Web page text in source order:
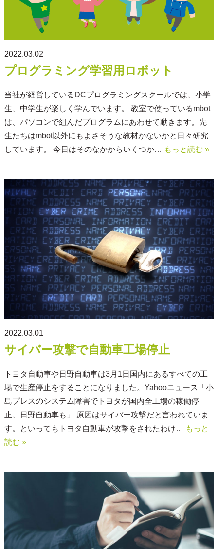
2022.03.02
プログラミング学習用ロボット
当社が経営しているDCプログラミングスクールでは、小学
生、中学生が楽しく学んでいます。 教室で使っているmbot
は、パソコンで組んだプログラムにあわせて動きます。先
生たちはmbot以外にもよさそうな教材がないかと日々研究
しています。 今日はそのなかからいくつか… もっと読む »
2022.03.01
サイバー攻撃で自動車工場停止
トヨタ自動車や日野自動車は3月1日国内にあるすべての工
場で生産停止をすることになりました。Yahooニュース「小
島プレスのシステム障害でトヨタが国内全工場の稼働停
止、日野自動車も」 原因はサイバー攻撃だと言われていま
す。といってもトヨタ自動車が攻撃をされたわけ… もっと
読む »